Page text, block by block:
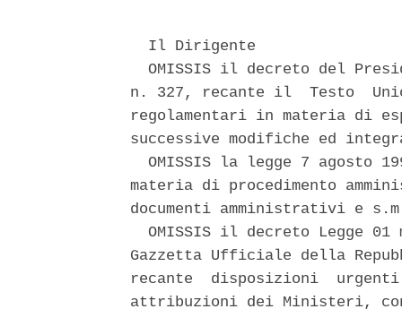
  Il Dirigente
OMISSIS il decreto del
n. 327, recante il  Testo
regolamentari in materia di
successive modifiche ed
OMISSIS la legge 7 agosto
materia di procedimento
documenti amministrativi e
OMISSIS il decreto Legge 01
Gazzetta Ufficiale della
recante  disposizioni
attribuzioni dei Ministeri,